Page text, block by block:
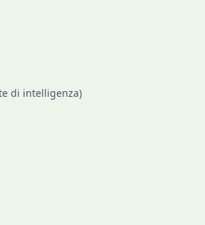
di intelligenza)